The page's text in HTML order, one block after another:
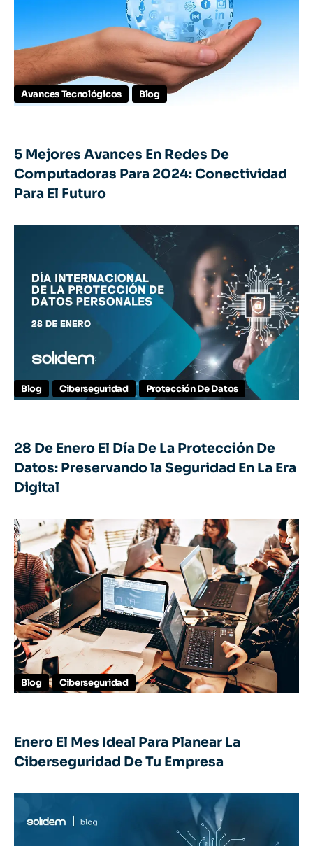
Avances Tecnológicos Blog
5 Mejores Avances En Redes De
Computadoras Para 2024: Conectividad
Para El Futuro
Blog Ciberseguridad Protección De Datos
28 De Enero El Día De La Protección De
Datos: Preservando la Seguridad En La Era
Digital
Blog Ciberseguridad
Enero El Mes Ideal Para Planear La
Ciberseguridad De Tu Empresa